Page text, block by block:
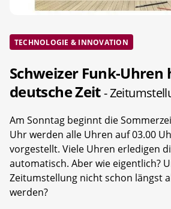
TECHNOLOGIE & INNOVATION
Schweizer Funk-Uhren
deutsche Zeit-
Am Sonntag beginnt die
Uhr werden alle Uhren auf 03.00
vorgestellt. Viele Uhren erledigen
automatisch. Aber wie eigentlich?
Zeitumstellung nicht schon längst
werden?